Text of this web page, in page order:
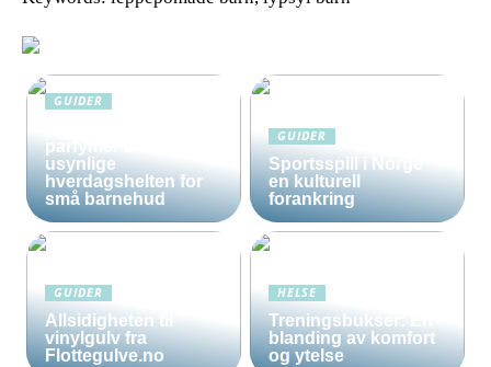
GUIDER
parfyme: Den
usynlige
hverdagshelten for
små barnehud
GUIDER
Sportsspill i Norge
en kulturell
forankring
GUIDER
Allsidigheten til
vinylgulv fra
Flottegulve.no
HELSE
Treningsbukser: En
blanding av komfort
og ytelse